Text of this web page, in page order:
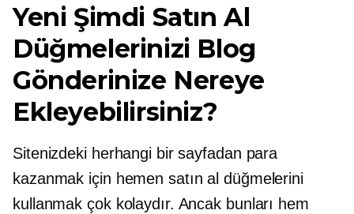
Yeni Şimdi Satın Al
Düğmelerinizi Blog
Gönderinize Nereye
Ekleyebilirsiniz?
Sitenizdeki herhangi bir sayfadan para
kazanmak için hemen satın al düğmelerini
kullanmak çok kolaydır. Ancak bunları hem